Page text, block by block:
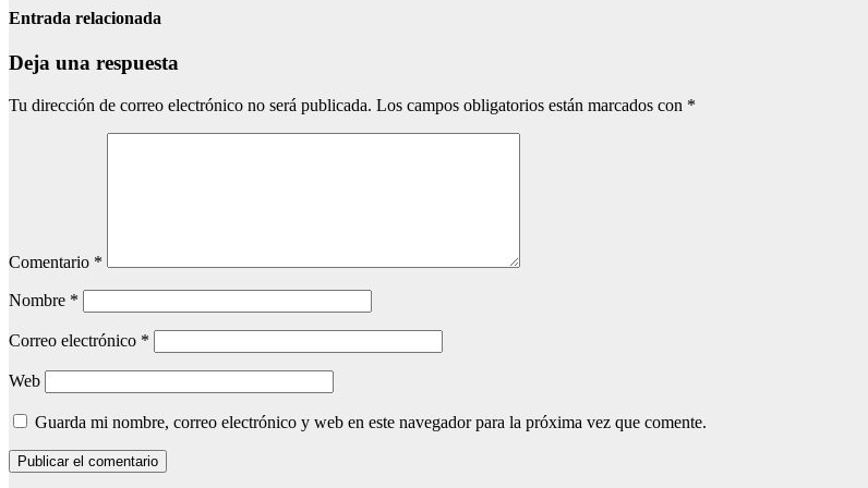
Entrada relacionada
Deja una respuesta
Tu dirección de correo electrónico no será publicada. Los campos obligatorios están marcados con *
Comentario *
Nombre *
Correo electrónico *
Web
Guarda mi nombre, correo electrónico y web en este navegador para la próxima vez que comente.